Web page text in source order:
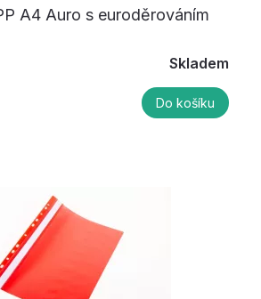
A4 Auro s euroděrováním
Skladem
Do košíku